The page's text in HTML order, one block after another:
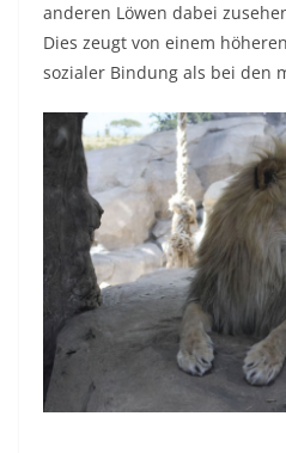
anderen Löwen dabei
Dies zeugt von einem
sozialer Bindung als bei den